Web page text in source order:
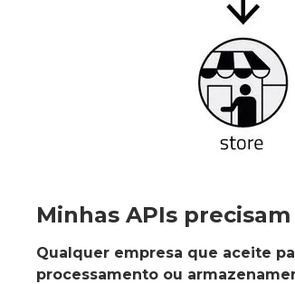
Minhas APIs
Qualquer empresa que aceite
processamento ou